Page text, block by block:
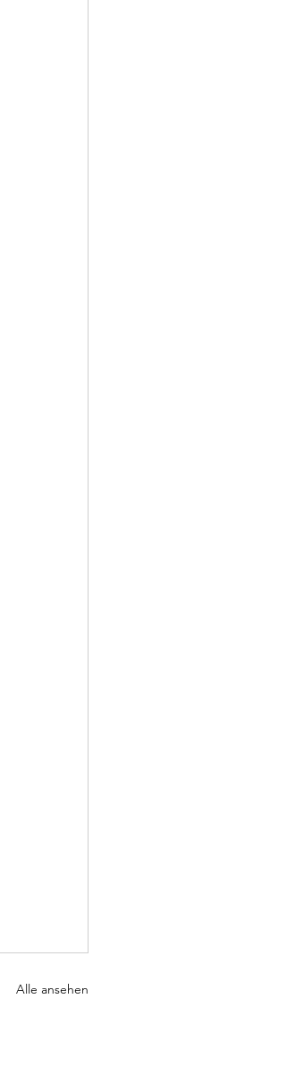
Alle ansehen